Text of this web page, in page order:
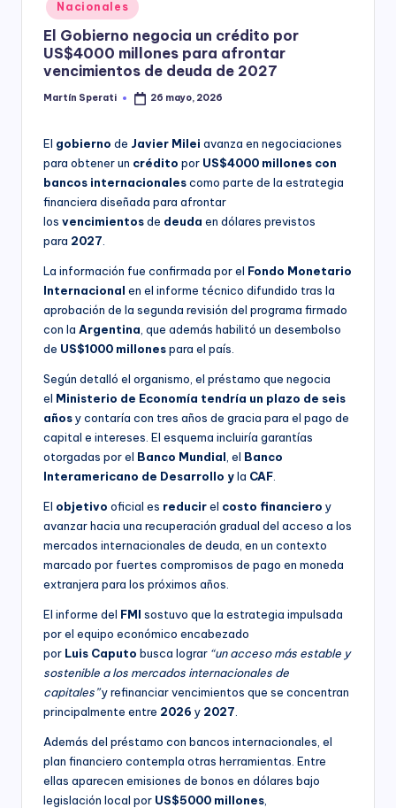
y
in
Nacionales
El Gobierno negocia un crédito por
US$4000 millones para afrontar
vencimientos de deuda de 2027
Posted
Martín Sperati 26 mayo, 2026
El gobierno de Javier Milei avanza en negociaciones
para obtener un crédito por US$4000 millones con
bancos internacionalescomo parte de la estrategia
financiera diseñada para afrontar
los vencimientosde deuda en dólares previstos
para 2027
La información fue confirmada por el Fondo Monetario
Internacional en el informe técnico difundido tras la
aprobación de la segunda revisión del programa firmado
con la Argentina , que además habilitó un desembolso
de US$1000 millonespara el país.
Según detalló el organismo, el préstamo que negocia
el Ministerio de Economía tendría un plazo de seis
añosy contaría con tres años de gracia para el pago de
capital e intereses. El esquema incluiría garantías
otorgadas por el Banco Mundial , el Banco
Interamericano de Desarrollo yla CAF
El objetivo oficial es reducirel costo financiero y
avanzar hacia una recuperación gradual del acceso a los
mercados internacionales de deuda, en un contexto
marcado por fuertes compromisos de pago en moneda
extranjera para los próximos años.
El informe del FMI sostuvo que la estrategia impulsada
por el equipo económico encabezado
por Luis Caputo busca lograr “un acceso más estable y
sostenible a los mercados internacionales de
capitales”y refinanciar vencimientos que se concentran
principalmente entre 2026 y 2027
Además del préstamo con bancos internacionales, el
plan financiero contempla otras herramientas. Entre
ellas aparecen emisiones de bonos en dólares bajo
legislación local por US$5000 millones